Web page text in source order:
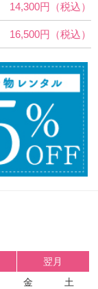
14,300円（税込）
16,500円（税込）
翌月
金 土